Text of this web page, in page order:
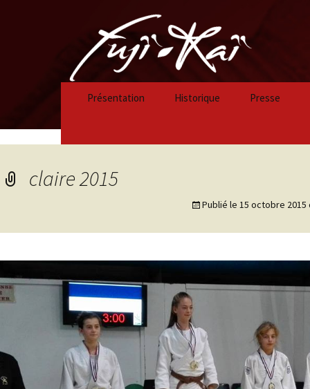
Présentation Historique
Historique 2018/2019
Historique 2017-2018
Historique 2016-2017
Historique 2015-2016
Presse
claire 2015
Publié le 15 octobre 2015